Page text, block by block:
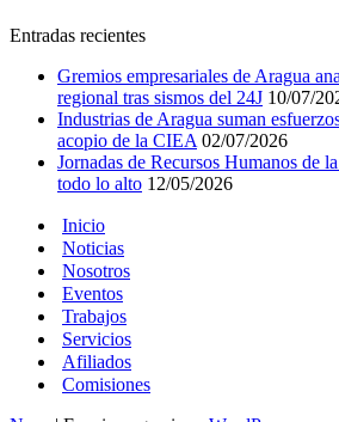
Entradas recientes
Gremios empresariales de Aragua
regional tras sismos del 24J 10/07/
Industrias de Aragua suman
acopio de la CIEA 02/07/2026
Jornadas de Recursos Humanos de
todo lo alto 12/05/2026
Inicio
Noticias
Nosotros
Eventos
Trabajos
Servicios
Afiliados
Comisiones